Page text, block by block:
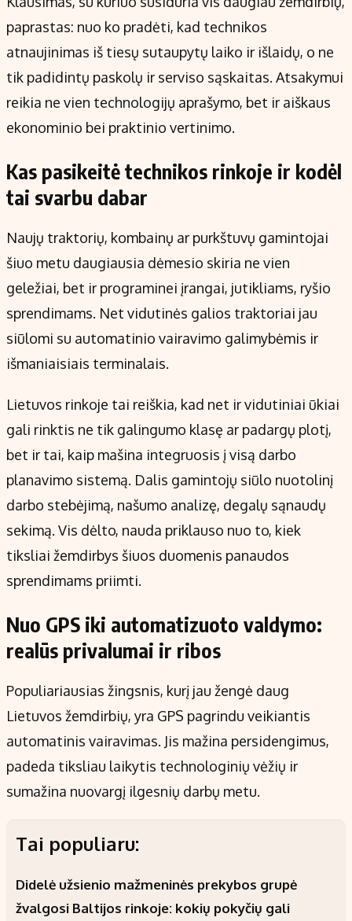
paprastas: nuo ko pradėti, kad technikos
atnaujinimas iš tiesų sutaupytų laiko ir išlaidų, o ne
tik padidintų paskolų ir serviso sąskaitas. Atsakymui
reikia ne vien technologijų aprašymo, bet ir aiškaus
ekonominio bei praktinio vertinimo.
Kas pasikeitė technikos rinkoje ir kodėl
tai svarbu dabar
Naujų traktorių, kombainų ar purkštuvų gamintojai
šiuo metu daugiausia dėmesio skiria ne vien
geležiai, bet ir programinei įrangai, jutikliams, ryšio
sprendimams. Net vidutinės galios traktoriai jau
siūlomi su automatinio vairavimo galimybėmis ir
išmaniaisiais terminalais.
Lietuvos rinkoje tai reiškia, kad net ir vidutiniai ūkiai
gali rinktis ne tik galingumo klasę ar padargų plotį,
bet ir tai, kaip mašina integruosis į visą darbo
planavimo sistemą. Dalis gamintojų siūlo nuotolinį
darbo stebėjimą, našumo analizę, degalų sąnaudų
sekimą. Vis dėlto, nauda priklauso nuo to, kiek
tiksliai žemdirbys šiuos duomenis panaudos
sprendimams priimti.
Nuo GPS iki automatizuoto valdymo:
realūs privalumai ir ribos
Populiariausias žingsnis, kurį jau žengė daug
Lietuvos žemdirbių, yra GPS pagrindu veikiantis
automatinis vairavimas. Jis mažina persidengimus,
padeda tiksliau laikytis technologinių vėžių ir
sumažina nuovargį ilgesnių darbų metu.
Tai populiaru:
Didelė užsienio mažmeninės prekybos grupė
žvalgosi Baltijos rinkoje: kokių pokyčių gali